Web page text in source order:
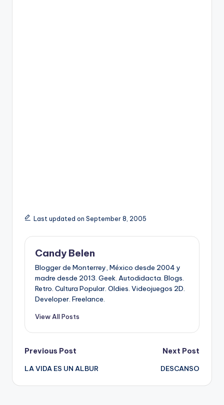
Last updated on September 8, 2005
Candy Belen
Blogger de Monterrey, México desde 2004 y
madre desde 2013. Geek. Autodidacta. Blogs.
Retro. Cultura Popular. Oldies. Videojuegos 2D.
Developer. Freelance.
View All Posts
Post
navigation
Previous Post
LA VIDA ES UN ALBUR
Next Post
DESCANSO